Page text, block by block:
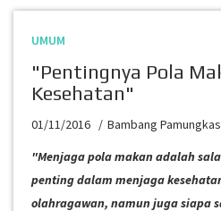
UMUM
"Pentingnya Pola
Kesehatan"
01/11/2016
Bambang Pamungkas
"Menjaga pola makan adalah
penting dalam menjaga
olahragawan, namun juga siapa